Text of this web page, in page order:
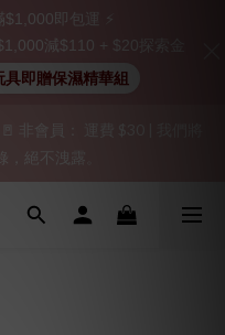
）、隱私保護、加密付款、
會員！
品好評再享$15購物金
非會員： 運費 $30 | 我們將
，絕不洩露。
）、隱私保護、加密付款、
即包運 ⚡
減$110 + $20探索金
即贈保濕精華組